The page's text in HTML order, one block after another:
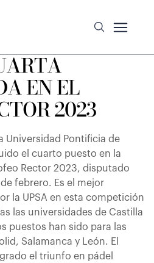
EN EL
2023
Universidad Pontificia de
el cuarto puesto en la
Rector 2023, disputado
febrero. Es el mejor
la UPSA en esta competición
las universidades de Castilla
puestos han sido para las
Salamanca y León. El
el triunfo en pádel